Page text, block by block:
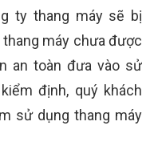
ty thang máy sẽ bị
máy chưa được
an toàn đưa vào sử
định, quý khách
sử dụng thang máy